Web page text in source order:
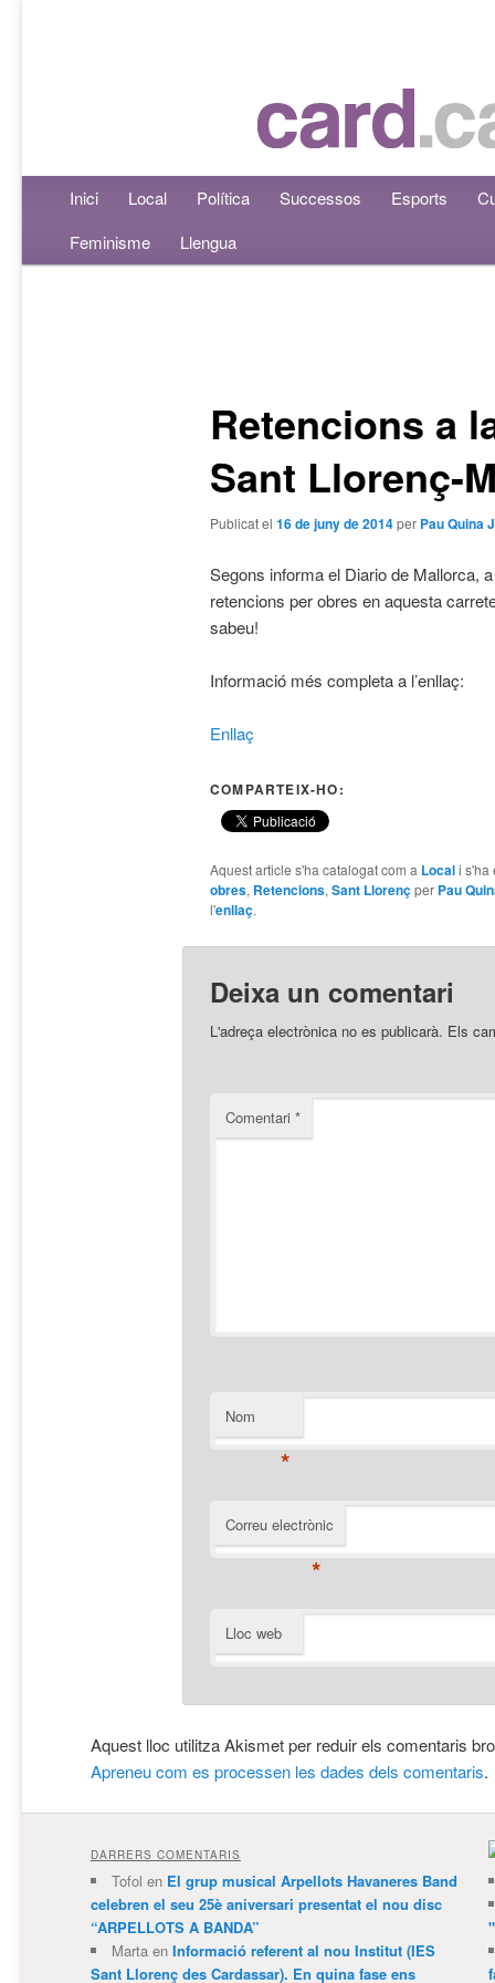
Menú principalAneu al contingut principal
Aneu al contingut secundari
Inici Local Política Successos Esports
Feminisme
Llengua
Retencions a
Sant Llorenç-
Publicat el 16 de juny de 2014per Pau Quina
Segons informa el Diario de Mallorca,
retencions per obres en aquesta
sabeu!
Informació més completa a l’enllaç:
Enllaç
COMPARTEIX-HO:
Aquest article s'ha catalogat com a Locali s'ha
obres, Retencions, Sant Llorençper Pau
l'enllaç.
Deixa un comentari
L'adreça electrònica no es publicarà. Els
Comentari *
Nom
*
Correu electrònic
*
Lloc web
Aquest lloc utilitza Akismet per reduir els comentaris
Apreneu com es processen les dades dels comentaris.
DARRERS COMENTARIS
Tofol en El grup musical Arpellots Havaneres Band
celebren el seu 25è aniversari presentat el nou disc
“ARPELLOTS A BANDA”
Martaen Informació referent al nou Institut (IES
Sant Llorenç des Cardassar). En quina fase ens